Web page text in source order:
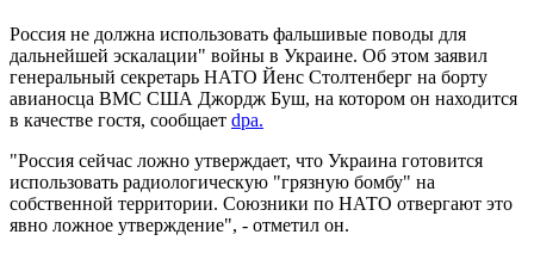
Россия не должна использовать фальшивые поводы для
дальнейшей эскалации" войны в Украине. Об этом заявил
генеральный секретарь НАТО Йенс Столтенберг на борту
авианосца ВМС США Джордж Буш, на котором он находится
в качестве гостя, сообщает dpa.
"Россия сейчас ложно утверждает, что Украина готовится
использовать радиологическую "грязную бомбу" на
собственной территории. Союзники по НАТО отвергают это
явно ложное утверждение", - отметил он.